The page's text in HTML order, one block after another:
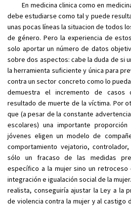
En medicina clinica como en
debe estudiarse como tal y puede
unas pocas líneas la situacion de todos
de género. Pero la experiencia de
solo aportar un número de datos
sobre dos aspectos: cabe la duda de si
la herramienta suficiente y única para
contra un sector concreto como lo
demuestra el incremento de casos
resultado de muerte de la víctima. Por
que (a pesar de la constante
escolares) una importante
jóvenes eligen un modelo de
comportamiento vejatorio,
sólo un fracaso de las medidas
específico a la mujer sino un
integración e igualación social de la
realista, conseguiría ajustar la Ley a la
de violencia contra la mujer y al castigo